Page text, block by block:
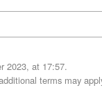
2023, at 17:57.
terms may